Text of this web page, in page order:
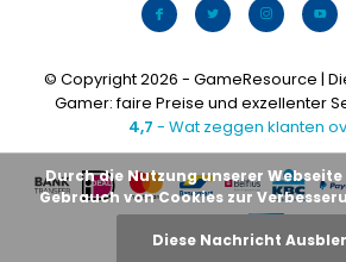
© Copyright 2026 - GameResource |
Gamer: faire Preise und exzellenter
4,7 - Wat zeggen klanten
Durch die Nutzung unserer
Gebrauch von Cookies zur
Diese Nachricht